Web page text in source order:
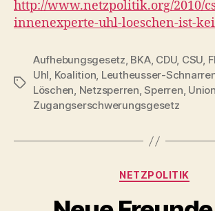
http://www.netzpolitik.org/2010/
innenexperte-uhl-loeschen-ist-
Schlagwörter
Aufhebungsgesetz, BKA, CDU, CSU,
Uhl, Koalition, Leutheusser-
Löschen, Netzsperren,Sperren, Union
Zugangserschwerungsgesetz
Kategorien
NETZPOLITIK